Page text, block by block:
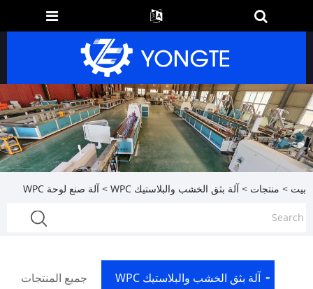
بيت > منتجات > آلة بثق الخشب والبلاستيك WPC > آلة صنع لوحة WPC
جميع المنتجات آلة بثق الخشب والبلاستيك WPC